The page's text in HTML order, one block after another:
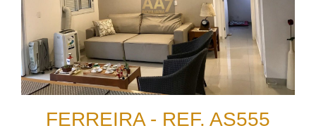
FERREIRA - REF. AS555